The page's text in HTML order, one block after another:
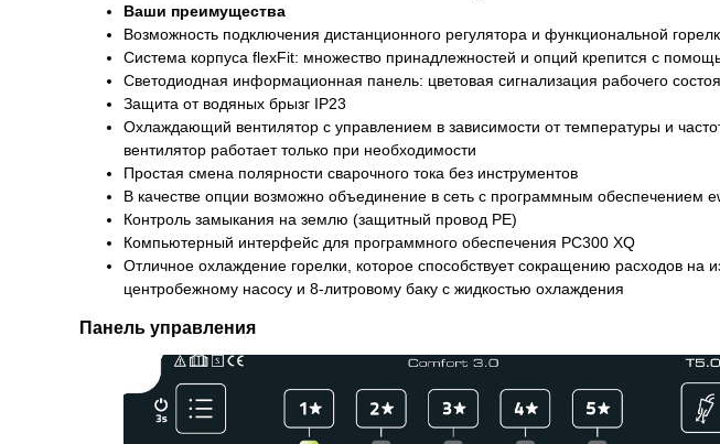
Ваши преимущества
Возможность подключения дистанционного регулятора и функциональной
Система корпуса flexFit: множество принадлежностей и опций крепится с
Светодиодная информационная панель: цветовая сигнализация рабочего
Защита от водяных брызг IP23
Охлаждающий вентилятор с управлением в зависимости от температуры и
вентилятор работает только при необходимости
Простая смена полярности сварочного тока без инструментов
В качестве опции возможно объединение в сеть с программным обеспечением
Контроль замыкания на землю (защитный провод PE)
Компьютерный интерфейс для программного обеспечения PC300 XQ
Отличное охлаждение горелки, которое способствует сокращению расходов
центробежному насосу и 8-литровому баку с жидкостью охлаждения
Панель управления